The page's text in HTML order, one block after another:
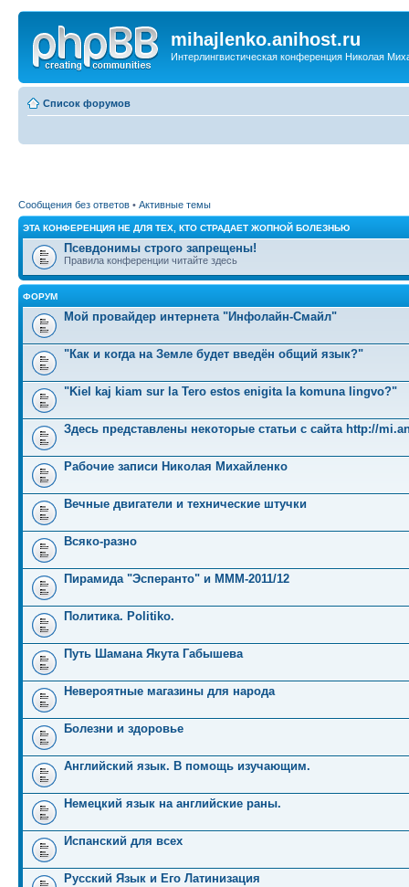
mihajlenko.anihost.ru
Интерлингвистическая конференция Николая
Список форумов
Сообщения без ответов • Активные темы
ЭТА КОНФЕРЕНЦИЯ НЕ ДЛЯ ТЕХ, КТО СТРАДАЕТ ЖОПНОЙ БОЛЕЗНЬЮ
Псевдонимы строго запрещены!
Правила конференции читайте здесь
ФОРУМ
Мой провайдер интернета "Инфолайн-Смайл"
"Как и когда на Земле будет введён общий язык?"
"Kiel kaj kiam sur la Tero estos enigita la komuna lingvo?"
Здесь представлены некоторые статьи с сайта http://
Рабочие записи Николая Михайленко
Вечные двигатели и технические штучки
Всяко-разно
Пирамида "Эсперанто" и MMM-2011/12
Политика. Politiko.
Путь Шамана Якута Габышева
Невероятные магазины для народа
Болезни и здоровье
Английский язык. В помощь изучающим.
Немецкий язык на английские раны.
Испанский для всех
Русский Язык и Его Латинизация